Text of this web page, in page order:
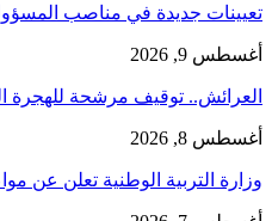
تعيينات جديدة في مناصب
أغسطس 9, 2026
العرائش.. توقيف مرشحة للهجرة
أغسطس 8, 2026
وزارة التربية الوطنية تعلن عن